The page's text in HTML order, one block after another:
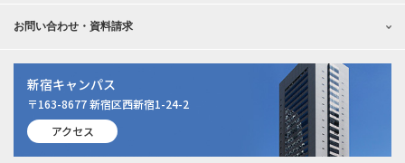
お問い合わせ・資料請求
新宿キャンパス
〒163-8677 新宿区西新宿1-24-2
アクセス